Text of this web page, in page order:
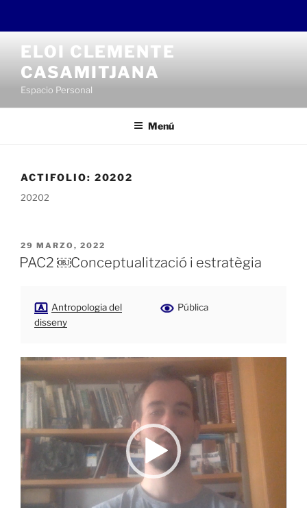
contenido
ELOI CLEMENTE
CASAMITJANA
Espacio Personal
Menú
ACTIFOLIO: 20202
20202
PUBLICADO
EL
29 MARZO, 2022
PAC2 ￼Conceptualització i estratègia
Antropologia del
disseny
Pública
Reproductor
de
vídeo